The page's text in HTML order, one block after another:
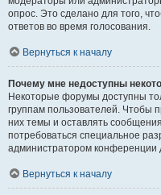
опрос. Это сделано для того,
ответов во время голосования.
Вернуться к началу
Почему мне недоступны
Некоторые форумы доступны
группам пользователей. Чтобы
них темы и оставлять
потребоваться специальное
администратором конференции
Вернуться к началу